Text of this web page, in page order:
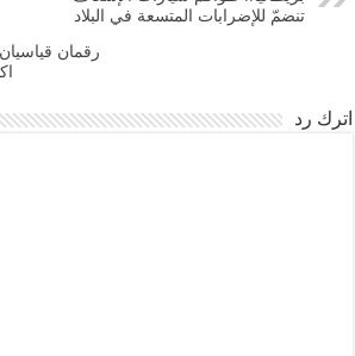
تنضمّ للإضرابات المتسعة في البلاد
رقمان
اترك رد